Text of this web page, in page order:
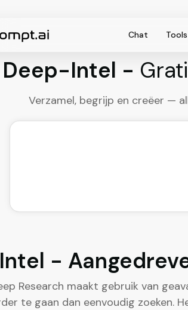
Chat Tools
Deep-Intel -
Verzamel, begrijp en creëer —
-
Research maakt gebruik van
te gaan dan eenvoudig zoeken.